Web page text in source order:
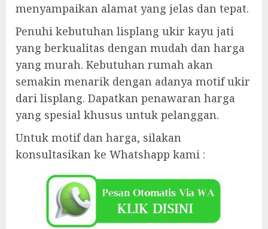
menyampaikan alamat yang jelas dan tepat.
Penuhi kebutuhan lisplang ukir kayu jati
yang berkualitas dengan mudah dan harga
yang murah. Kebutuhan rumah akan
semakin menarik dengan adanya motif ukir
dari lisplang. Dapatkan penawaran harga
yang spesial khusus untuk pelanggan.
Untuk motif dan harga, silakan
konsultasikan ke Whatshapp kami :